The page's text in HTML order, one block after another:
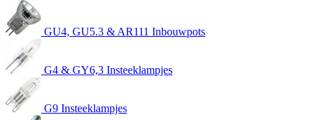
GU4, GU5.3 & AR111 Inbouwpots
G4 & GY6,3 Insteeklampjes
G9 Insteeklampjes